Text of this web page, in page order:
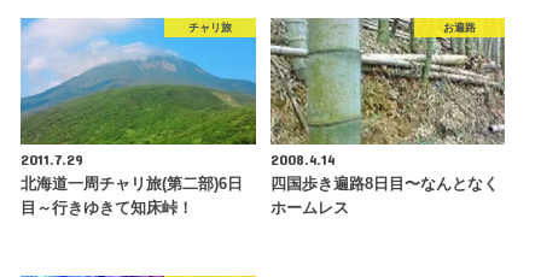
チャリ旅
2011.7.29
北海道一周チャリ旅(第二部)6日
目～行きゆきて知床峠！
お遍路
2008.4.14
四国歩き遍路8日目〜なんとなく
ホームレス